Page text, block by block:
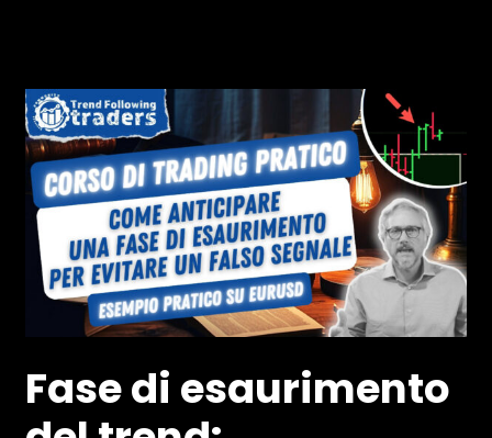
Fase di esaurimento